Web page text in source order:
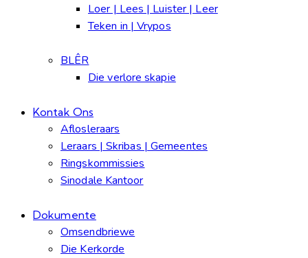
Loer | Lees | Luister | Leer
Teken in | Vrypos
BLÊR
Die verlore skapie
Kontak Ons
Aflosleraars
Leraars | Skribas | Gemeentes
Ringskommissies
Sinodale Kantoor
Dokumente
Omsendbriewe
Die Kerkorde